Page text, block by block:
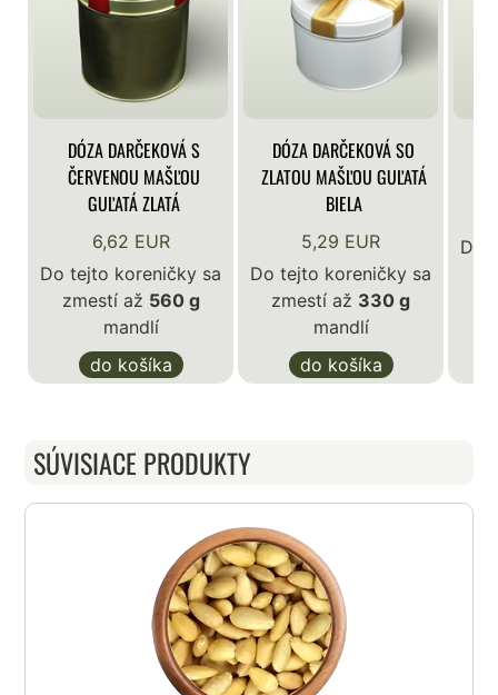
DÓZA DARČEKOVÁ S
ČERVENOU MAŠĽOU
GUĽATÁ ZLATÁ
6,62 EUR
Do tejto koreničky sa
zmestí až 560 g
mandlí
do košíka
DÓZA DARČEKOVÁ SO
ZLATOU MAŠĽOU GUĽATÁ
BIELA
5,29 EUR
Do tejto koreničky sa
zmestí až 330 g
mandlí
do košíka
Do
SÚVISIACE PRODUKTY